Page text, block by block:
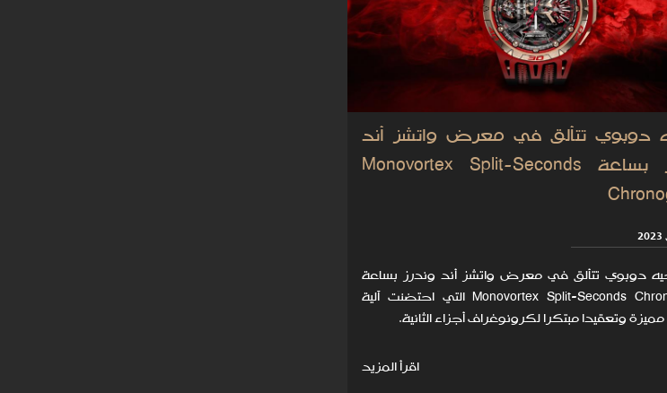
دوبوي تتألق في معرض واتشز أند
وندرز بساعة Monovortex Split-Seconds
دوبوي تتألق في معرض واتشز أند وندرز بساعة
Monovortex Split-Seconds Chronograph التي احتضنت آلية
وتعقيدا مبتكرا لكرونوغراف أجزاء الثانية.
اقرأ المزيد